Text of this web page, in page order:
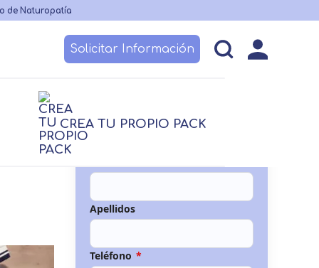
de Naturopatía
Becas y financiación
Solicitar Información
CREA TU PROPIO PACK
Apellidos
Teléfono *